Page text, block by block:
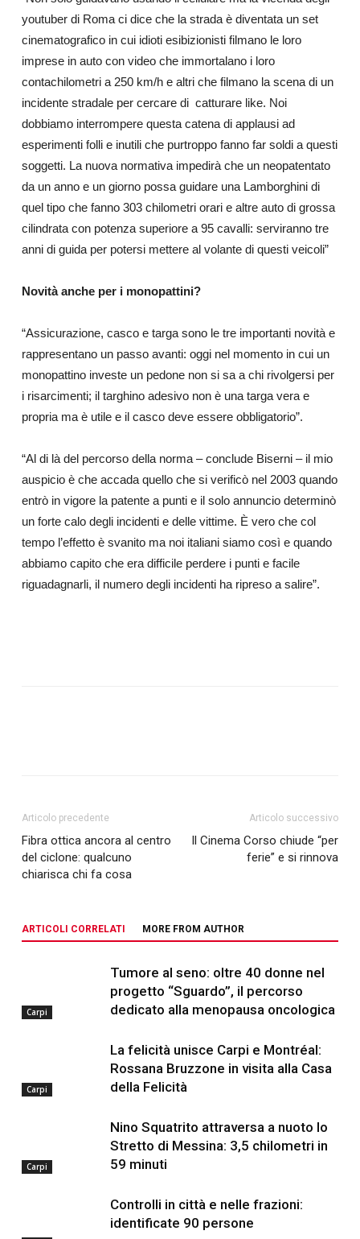
youtuber di Roma ci dice che la strada è diventata un set
cinematografico in cui idioti esibizionisti filmano le loro
imprese in auto con video che immortalano i loro
contachilometri a 250 km/h e altri che filmano la scena di un
incidente stradale per cercare di catturare like. Noi
dobbiamo interrompere questa catena di applausi ad
esperimenti folli e inutili che purtroppo fanno far soldi a questi
soggetti. La nuova normativa impedirà che un neopatentato
da un anno e un giorno possa guidare una Lamborghini di
quel tipo che fanno 303 chilometri orari e altre auto di grossa
cilindrata con potenza superiore a 95 cavalli: serviranno tre
anni di guida per potersi mettere al volante di questi veicoli”
Novità anche per i monopattini?
“Assicurazione, casco e targa sono le tre importanti novità e
rappresentano un passo avanti: oggi nel momento in cui un
monopattino investe un pedone non si sa a chi rivolgersi per
i risarcimenti; il targhino adesivo non è una targa vera e
propria ma è utile e il casco deve essere obbligatorio”.
“Al di là del percorso della norma – conclude Biserni – il mio
auspicio è che accada quello che si verificò nel 2003 quando
entrò in vigore la patente a punti e il solo annuncio determinò
un forte calo degli incidenti e delle vittime. È vero che col
tempo l’effetto è svanito ma noi italiani siamo così e quando
abbiamo capito che era difficile perdere i punti e facile
riguadagnarli, il numero degli incidenti ha ripreso a salire”.
Articolo precedente
Fibra ottica ancora al centro
del ciclone: qualcuno
chiarisca chi fa cosa
Articolo successivo
Il Cinema Corso chiude “per
ferie” e si rinnova
ARTICOLI CORRELATI MORE FROM AUTHOR
Carpi
Tumore al seno: oltre 40 donne nel
progetto “Sguardo”, il percorso
dedicato alla menopausa oncologica
Carpi
La felicità unisce Carpi e Montréal:
Rossana Bruzzone in visita alla Casa
della Felicità
Carpi
Nino Squatrito attraversa a nuoto lo
Stretto di Messina: 3,5 chilometri in
59 minuti
Controlli in città e nelle frazioni:
identificate 90 persone